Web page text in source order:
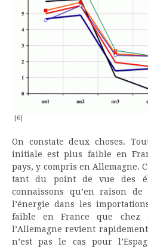
[6]
On constate deux choses.
initiale est plus faible en
pays, y compris en Allemagne.
tant du point de vue des
connaissons qu’en raison
l’énergie dans les
faible en France que chez
l’Allemagne revient
n’est pas le cas pour